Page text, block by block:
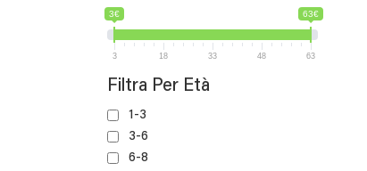
3€ 63€
3 18 33 48 63
Filtra Per Età
1-3
3-6
6-8